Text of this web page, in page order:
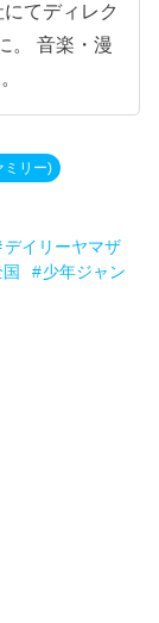
てディレク
。 音楽・漫
ミリー)
デイリーヤマザ
少年ジャン